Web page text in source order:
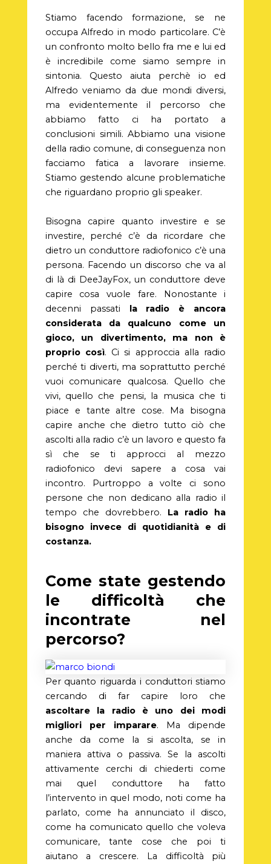
Stiamo facendo formazione, se ne
occupa Alfredo in modo particolare. C’è
un confronto molto bello fra me e lui ed
è incredibile come siamo sempre in
sintonia. Questo aiuta perchè io ed
Alfredo veniamo da due mondi diversi,
ma evidentemente il percorso che
abbiamo fatto ci ha portato a
conclusioni simili. Abbiamo una visione
della radio comune, di conseguenza non
facciamo fatica a lavorare insieme.
Stiamo gestendo alcune problematiche
che riguardano proprio gli speaker.
Bisogna capire quanto investire e se
investire, perché c’è da ricordare che
dietro un conduttore radiofonico c’è una
persona. Facendo un discorso che va al
di là di DeeJayFox, un conduttore deve
capire cosa vuole fare. Nonostante i
decenni passati la radio è ancora
considerata da qualcuno come un
gioco, un divertimento, ma non è
proprio così. Ci si approccia alla radio
perché ti diverti, ma soprattutto perché
vuoi comunicare qualcosa. Quello che
vivi, quello che pensi, la musica che ti
piace e tante altre cose. Ma bisogna
capire anche che dietro tutto ciò che
ascolti alla radio c’è un lavoro e questo fa
sì che se ti approcci al mezzo
radiofonico devi sapere a cosa vai
incontro. Purtroppo a volte ci sono
persone che non dedicano alla radio il
tempo che dovrebbero. La radio ha
bisogno invece di quotidianità e di
costanza.
Come state gestendo
le difficoltà che
incontrate nel
percorso?
Per quanto riguarda i conduttori stiamo
cercando di far capire loro che
ascoltare la radio è uno dei modi
migliori per imparare. Ma dipende
anche da come la si ascolta, se in
maniera attiva o passiva. Se la ascolti
attivamente cerchi di chiederti come
mai quel conduttore ha fatto
l’intervento in quel modo, noti come ha
parlato, come ha annunciato il disco,
come ha comunicato quello che voleva
comunicare, tante cose che poi ti
aiutano a crescere. La difficoltà più